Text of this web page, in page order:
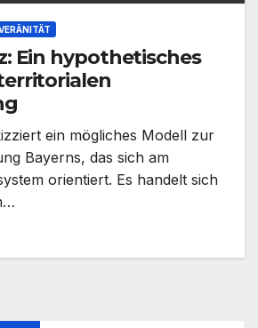
Ein hypothetisches
ein mögliches Modell zur
Bayerns, das sich am
orientiert. Es handelt sich